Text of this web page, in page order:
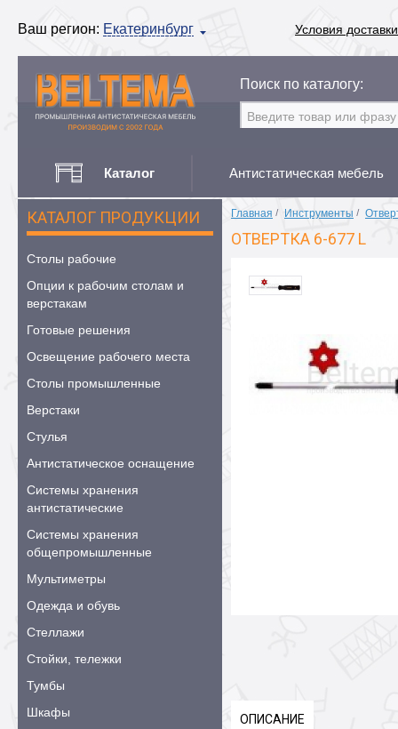
Ваш регион: Екатеринбург Условия доставки
Поиск по каталогу:
Каталог Антистатическая мебель
КАТАЛОГ ПРОДУКЦИИ
Столы рабочие
Опции к рабочим столам и
верстакам
Готовые решения
Освещение рабочего места
Столы промышленные
Верстаки
Стулья
Антистатическое оснащение
Системы хранения
антистатические
Системы хранения
общепромышленные
Мультиметры
Одежда и обувь
Стеллажи
Стойки, тележки
Тумбы
Шкафы
Главная / Инструменты /
ОТВЕРТКА 6-677 L
ОПИСАНИЕ